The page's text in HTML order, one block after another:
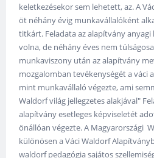
keletkezésekor sem lehetett, az. A
öt néhány évig munkavállalóként
titkárt. Feladata az alapítvány
volna, de néhány éves nem
munkaviszony után az alapítvány
mozgalomban tevékenységét a váci
mint munkavállaló végezte, ami
Waldorf világ jellegzetes alakjával"
alapítvány esetleges képviseletét
önállóan végezte. A Magyarországi
különösen a Váci Waldorf
waldorf pedagógia sajátos